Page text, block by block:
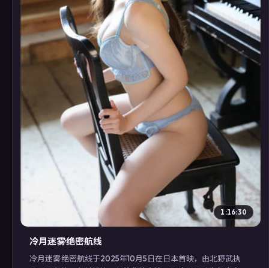
▶
1:16:30
冷月迷雾·绝密航线
冷月迷雾·绝密航线于2025年10月5日在日本首映，由北野武执